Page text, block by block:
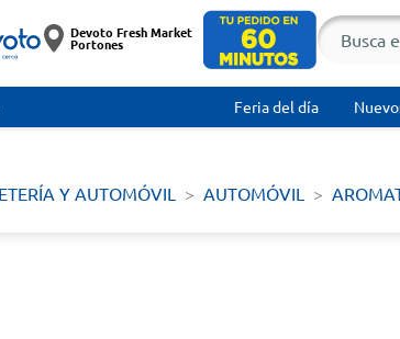
Devoto Fresh Market
Portones
Feria del día
Y AUTOMÓVIL AUTOMÓVIL